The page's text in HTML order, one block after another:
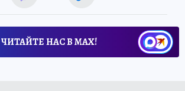
ЧИТАЙТЕ НАС В МАХ!